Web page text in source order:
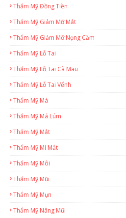
Thẩm Mỹ Đồng Tiền
Thẩm Mỹ Giảm Mỡ Mắt
Thẩm Mỹ Giảm Mỡ Nọng Cằm
Thẩm Mỹ Lỗ Tai
Thẩm Mỹ Lỗ Tai Cà Mau
Thẩm Mỹ Lỗ Tai Vểnh
Thẩm Mỹ Má
Thẩm Mỹ Má Lúm
Thẩm Mỹ Mắt
Thẩm Mỹ Mí Mắt
Thẩm Mỹ Môi
Thẩm Mỹ Mũi
Thẩm Mỹ Mụn
Thẩm Mỹ Nâng Mũi